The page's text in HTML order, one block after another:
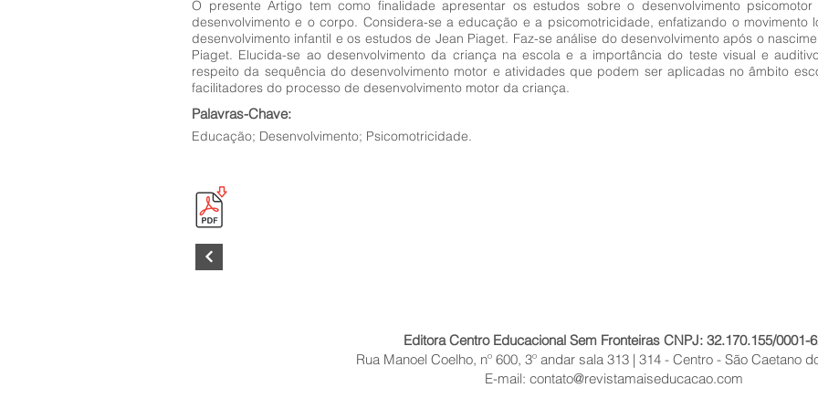
O presente Artigo tem como finalidade apresentar os estudos sobre o desenvolvimento
desenvolvimento e o corpo. Considera-se a educação e a psicomotricidade, enfatizando o movimento
desenvolvimento infantil e os estudos de Jean Piaget. Faz-se análise do desenvolvimento após o
Piaget. Elucida-se ao desenvolvimento da criança na escola e a importância do teste visual e
respeito da sequência do desenvolvimento motor e atividades que podem ser aplicadas no âmbito
facilitadores do processo de desenvolvimento motor da criança.
Palavras-Chave:
Educação; Desenvolvimento; Psicomotricidade.
Editora Centro Educacional Sem Fronteiras CNPJ: 32.170.155/0001-
Rua Manoel Coelho, nº 600, 3º andar sala 313 | 314 - Centro - São Caetano
E-mail: contato@revistamaiseducacao.com